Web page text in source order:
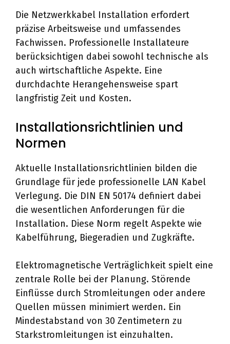
Die Netzwerkkabel Installation erfordert
präzise Arbeitsweise und umfassendes
Fachwissen. Professionelle Installateure
berücksichtigen dabei sowohl technische als
auch wirtschaftliche Aspekte. Eine
durchdachte Herangehensweise spart
langfristig Zeit und Kosten.
Installationsrichtlinien und
Normen
Aktuelle Installationsrichtlinien bilden die
Grundlage für jede professionelle LAN Kabel
Verlegung. Die DIN EN 50174 definiert dabei
die wesentlichen Anforderungen für die
Installation. Diese Norm regelt Aspekte wie
Kabelführung, Biegeradien und Zugkräfte.
Elektromagnetische Verträglichkeit spielt eine
zentrale Rolle bei der Planung. Störende
Einflüsse durch Stromleitungen oder andere
Quellen müssen minimiert werden. Ein
Mindestabstand von 30 Zentimetern zu
Starkstromleitungen ist einzuhalten.